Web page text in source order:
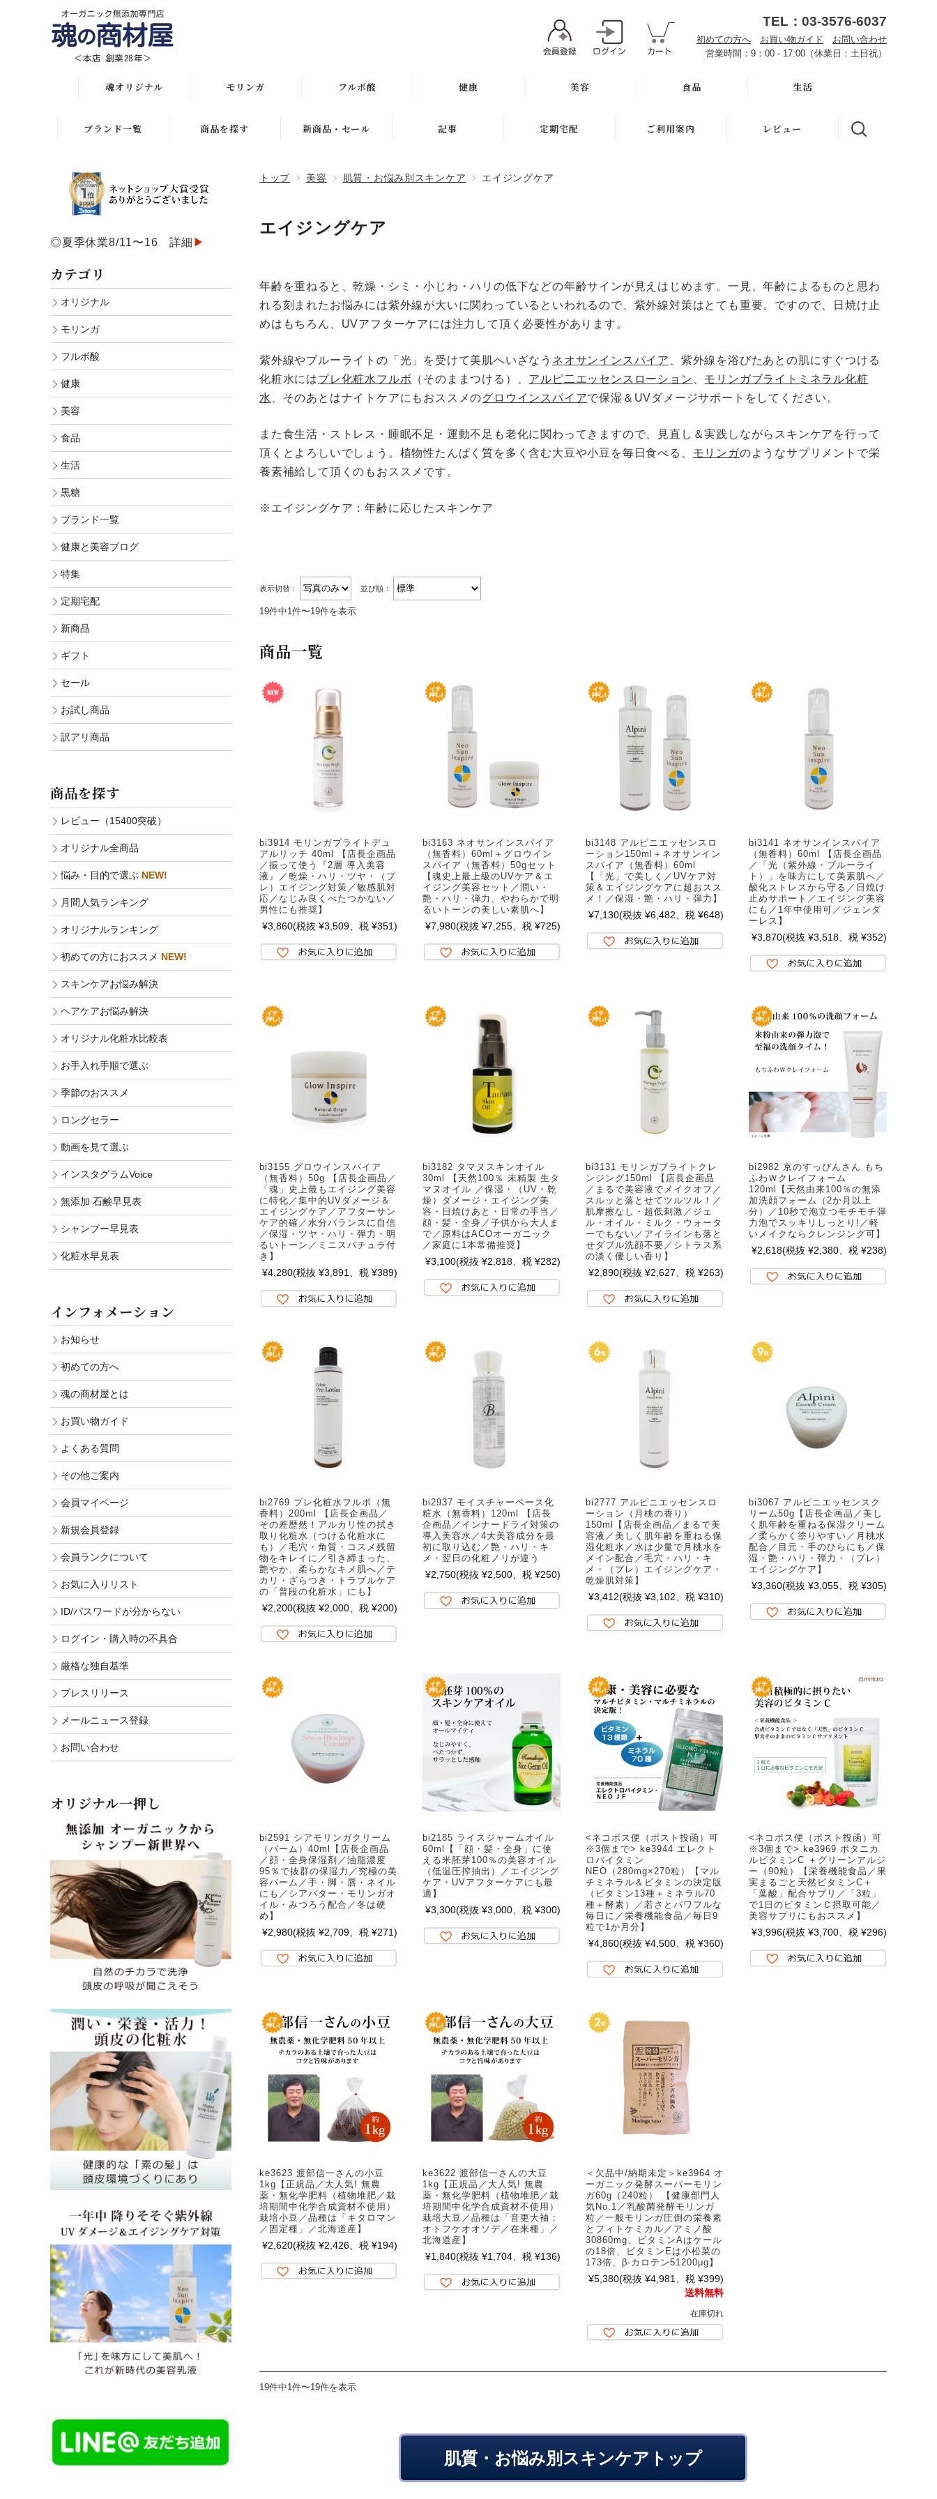
TEL：03-3576-6037
初めての方へ お買い物ガイド
お問い合わせ
営業時間：9：00 - 17:00（休業日：土日祝）
魂オリジナル
オリジナル全商品
初めての方におススメ
スキンケア
フルボ酸 太古の泉
生活用品
商品動画を見る
モリンガ
解説 モリンガとは
発酵モリンガ サプリ
スキン＆ボディケア
モリンガヘアケア
モリンガ全商品
モリンガ ブログ
フルボ酸
太古の泉
健康
ミネラル
健康飲料
美容
魂オリジナル
肌質別スキンケア
アンケート結果
スキンケアブログ
ヘアケアブログ
無添加石鹸の考え方
食品
オーサワお取り寄せ
メーカー直送品
生活
ブランド一覧 商品を探す
オリジナルランキング
初めての方におススメ
ヘアケアお悩み解決
オリジナル化粧水比較
健康と美容アンケート
インスタグラムVoice
無添加 石鹸早見表
シャンプー早見表
化粧水早見表
新商品・セール
セール
訳アリ商品
記事 定期宅配
ヘアケア
オーラルケア
ご利用案内
よくある質問
新規会員登録
お気に入りリスト
レビュー
トップ 美容 肌質・お悩み別スキンケア エイジングケア
エイジングケア
年齢を重ねると、乾燥・シミ・小じわ・ハリの低下などの年齢サインが見えはじめます。一見、年齢によるものと思わ
れる刻まれたお悩みには紫外線が大いに関わっているといわれるので、紫外線対策はとても重要。ですので、日焼け止
めはもちろん、UVアフターケアには注力して頂く必要性があります。
紫外線やブルーライトの「光」を受けて美肌へいざなう ネオサンインスパイア
、紫外線を浴びたあとの肌にすぐつける
化粧水にはプレ化粧水フルボ （そのままつける）、 アルピ二エッセンスローション
モリンガブライトミネラル化粧
水
、そのあとはナイトケアにもおススメのグロウインスパイアで保湿＆UVダメージサポートをしてください。
また食生活・ストレス・睡眠不足・運動不足も老化に関わってきますので、見直し＆実践しながらスキンケアを行って
頂くとよろしいでしょう。植物性たんぱく質を多く含む大豆や小豆を毎日食べる、 モリンガのようなサプリメントで栄
養素補給して頂くのもおススメです。
※エイジングケア：年齢に応じたスキンケア
表示切替： 並び順：
19件中1件〜19件を表示
商品一覧
bi3914 モリンガブライトデュ
アルリッチ 40ml 【店長企画品
／振って使う『2層 導入美容
液』／乾燥・ハリ・ツヤ・（プ
レ）エイジング対策／敏感肌対
応／なじみ良くべたつかない／
男性にも推奨】
¥3,860(税抜 ¥3,509、税 ¥351)
bi3163 ネオサンインスパイア
（無香料）60ml＋グロウイン
スパイア（無香料）50gセット
【魂史上最上級のUVケア＆エ
イジング美容セット／潤い・
艶・ハリ・弾力、やわらかで明
るいトーンの美しい素肌へ】
¥7,980(税抜 ¥7,255、税 ¥725)
bi3148 アルピニエッセンスロ
ーション150ml＋ネオサンイン
スパイア（無香料）60ml
【「光」で美しく／UVケア対
策＆エイジングケアに超おスス
メ！／保湿・艶・ハリ・弾力】
¥7,130(税抜 ¥6,482、税 ¥648)
bi3141 ネオサンインスパイア
（無香料）60ml 【店長企画品
／「光（紫外線・ブルーライ
ト）」を味方にして美素肌へ／
酸化ストレスから守る／日焼け
止めサポート／エイジング美容
にも／1年中使用可／ジェンダ
ーレス】
¥3,870(税抜 ¥3,518、税 ¥352)
bi3155 グロウインスパイア
（無香料）50g 【店長企画品／
「魂」史上最もエイジング美容
に特化／集中的UVダメージ＆
エイジングケア／アフターサン
ケア的確／水分バランスに自信
／保湿・ツヤ・ハリ・弾力・明
るいトーン／ミニスパチュラ付
き】
¥4,280(税抜 ¥3,891、税 ¥389)
bi3182 タマヌスキンオイル
30ml 【天然100％ 未精製 生タ
マヌオイル ／保湿・（UV・乾
燥）ダメージ・エイジング美
容・日焼けあと・日常の手当／
顔・髪・全身／子供から大人ま
で／原料はACOオーガニック
／家庭に1本常備推奨】
¥3,100(税抜 ¥2,818、税 ¥282)
bi3131 モリンガブライトクレ
ンジング150ml 【店長企画品
／まるで美容液でメイクオフ／
スルッと落とせてツルツル！／
肌摩擦なし・超低刺激／ジェ
ル・オイル・ミルク・ウォータ
ーでもない／アイラインも落と
せダブル洗顔不要／シトラス系
の淡く優しい香り】
¥2,890(税抜 ¥2,627、税 ¥263)
bi2982 京のすっぴんさん もち
ふわＷクレイフォーム
120ml【天然由来100％の無添
加洗顔フォーム（2か月以上
分）／10秒で泡立つモチモチ弾
力泡でスッキリしっとり!／軽
いメイクならクレンジング可】
¥2,618(税抜 ¥2,380、税 ¥238)
bi2769 プレ化粧水フルボ（無
香料）200ml 【店長企画品／
その差歴然！アルカリ性の拭き
取り化粧水（つける化粧水に
も）／毛穴・角質・コスメ残留
物をキレイに／引き締まった、
艶やか、柔らかなキメ肌へ／テ
カリ・ざらつき・トラブルケア
の「普段の化粧水」にも】
¥2,200(税抜 ¥2,000、税 ¥200)
bi2937 モイスチャーベース化
粧水（無香料）120ml 【店長
企画品／インナードライ対策の
導入美容水／4大美容成分を最
初に取り込む／艶・ハリ・キ
メ・翌日の化粧ノリが違う
¥2,750(税抜 ¥2,500、税 ¥250)
bi2777 アルピニエッセンスロ
ーション（月桃の香り）
150ml【店長企画品／まるで美
容液／美しく肌年齢を重ねる保
湿化粧水／水は少量で月桃水を
メイン配合／毛穴・ハリ・キ
メ・（プレ）エイジングケア・
乾燥肌対策】
¥3,412(税抜 ¥3,102、税 ¥310)
bi3067 アルピニエッセンスク
リーム50g【店長企画品／美し
く肌年齢を重ねる保湿クリーム
／柔らかく塗りやすい／月桃水
配合／目元・手のひらにも／保
湿・艶・ハリ・弾力・（プレ）
エイジングケア】
¥3,360(税抜 ¥3,055、税 ¥305)
bi2591 シアモリンガクリーム
（バーム）40ml【店長企画品
／顔・全身保湿剤／油脂濃度
95％で抜群の保湿力／究極の美
容バーム／手・脚・唇・ネイル
にも／シアバター・モリンガオ
イル・みつろう配合／冬は硬
め】
¥2,980(税抜 ¥2,709、税 ¥271)
bi2185 ライスジャームオイル
60ml【「顔・髪・全身」に使
える米胚芽100％の美容オイル
（低温圧搾抽出）／エイジング
ケア・UVアフターケアにも最
適】
¥3,300(税抜 ¥3,000、税 ¥300)
<ネコポス便（ポスト投函）可
※3個まで> ke3944 エレクト
ロバイタミン
NEO（280mg×270粒）【マル
チミネラル＆ビタミンの決定版
（ビタミン13種＋ミネラル70
種＋酵素）／若さとパワフルな
毎日に／栄養機能食品／毎日9
粒で1か月分】
¥4,860(税抜 ¥4,500、税 ¥360)
<ネコポス便（ポスト投函）可
※3個まで> ke3969 ボタニカ
ルビタミンC ＋グリーンアルジ
ー（90粒）【栄養機能食品／果
実まるごと天然ビタミンC＋
「葉酸」配合サプリ／「3粒」
で1日のビタミンＣ摂取可能／
美容サプリにもおススメ】
¥3,996(税抜 ¥3,700、税 ¥296)
ke3623 渡部信一さんの小豆
1kg【正規品／大人気! 無農
薬・無化学肥料（植物堆肥／栽
培期間中化学合成資材不使用）
栽培小豆／品種は「キタロマン
／固定種」／北海道産】
¥2,620(税抜 ¥2,426、税 ¥194)
ke3622 渡部信一さんの大豆
1kg【正規品／大人気! 無農
薬・無化学肥料（植物堆肥／栽
培期間中化学合成資材不使用）
栽培大豆／品種は「音更大袖：
オトフケオオソデ／在来種」／
北海道産】
¥1,840(税抜 ¥1,704、税 ¥136)
＜欠品中/納期未定＞ke3964 オ
ーガニック発酵スーパーモリン
ガ60g（240粒） 【健康部門人
気No.1／乳酸菌発酵モリンガ
粒／一般モリンガ圧倒の栄養素
とフィトケミカル／アミノ酸
30860mg、ビタミンAはケール
の18倍、ビタミンEは小松菜の
173倍、β-カロテン51200μg】
¥5,380(税抜 ¥4,981、税 ¥399)
送料無料
在庫切れ
19件中1件〜19件を表示
肌質・お悩み別スキンケアトップ
◎夏季休業8/11〜16 詳細 ▶
カテゴリ
オリジナル
モリンガ
フルボ酸
健康
美容
食品
生活
黒糖
ブランド一覧
健康と美容ブログ
特集
定期宅配
新商品
ギフト
セール
お試し商品
訳アリ商品
商品を探す
レビュー（15400突破）
オリジナル全商品
悩み・目的で選ぶ NEW!
月間人気ランキング
オリジナルランキング
初めての方におススメ NEW!
スキンケアお悩み解決
ヘアケアお悩み解決
オリジナル化粧水比較表
お手入れ手順で選ぶ
季節のおススメ
ロングセラー
動画を見て選ぶ
インスタグラムVoice
無添加 石鹸早見表
シャンプー早見表
化粧水早見表
インフォメーション
お知らせ
初めての方へ
魂の商材屋とは
お買い物ガイド
よくある質問
その他ご案内
会員マイページ
新規会員登録
会員ランクについて
お気に入りリスト
ID/パスワードが分からない
ログイン・購入時の不具合
厳格な独自基準
プレスリリース
メールニュース登録
お問い合わせ
オリジナル一押し